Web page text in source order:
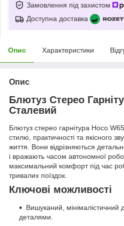
Замовлення під захистом
Доступна доставка
Опис Характеристики
Опис
Блютуз Стерео
Сталевий
Блютуз стерео гарнітура Hoco
стилю, практичності та якісного
життя. Вони відрізняються
і вражають часом автономної
максимальний комфорт під час
тривалих поїздок.
Ключові можливості
Вишуканий, мінімалістичний
деталями.